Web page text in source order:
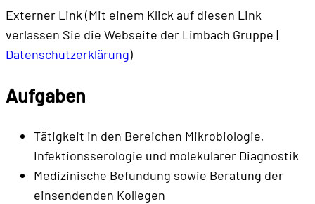
Externer Link (Mit einem Klick auf diesen Link
verlassen Sie die Webseite der Limbach Gruppe |
Datenschutzerklärung)
Aufgaben
Tätigkeit in den Bereichen Mikrobiologie,
Infektionsserologie und molekularer Diagnostik
Medizinische Befundung sowie Beratung der
einsendenden Kollegen